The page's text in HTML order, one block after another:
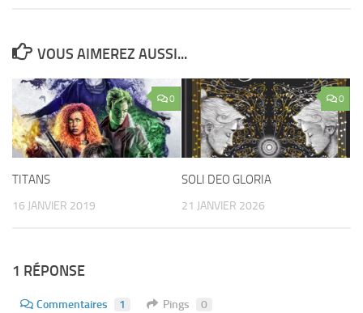
VOUS AIMEREZ AUSSI...
0
TITANS
16 JANVIER 2019
0
SOLI DEO GLORIA
21 JANVIER 2026
1 RÉPONSE
Commentaires 1 Pings 0